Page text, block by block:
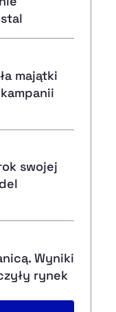
majątki
swojej
Wyniki
rynek